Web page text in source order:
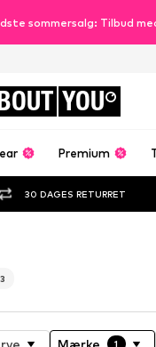
sommersalg: Tilbud
YOU
Premium
30 DAGES RETURRET
Mærke 1